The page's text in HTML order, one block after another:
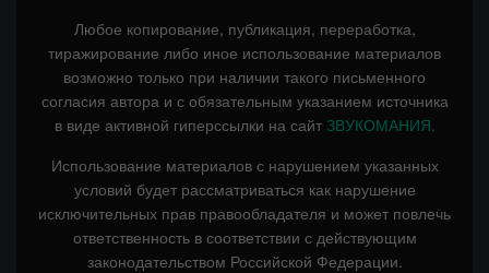
Любое копирование, публикация, переработка,
тиражирование либо иное использование материалов
возможно только при наличии такого письменного
согласия автора и с обязательным указанием источника
в виде активной гиперссылки на сайт ЗВУКОМАНИЯ.
Использование материалов с нарушением указанных
условий будет рассматриваться как нарушение
исключительных прав правообладателя и может повлечь
ответственность в соответствии с действующим
законодательством Российской Федерации.